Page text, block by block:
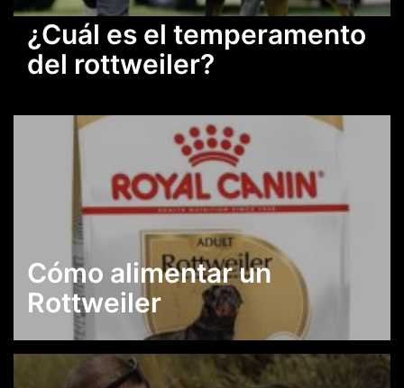
¿Cuál es el temperamento
del rottweiler?
Cómo alimentar un
Rottweiler